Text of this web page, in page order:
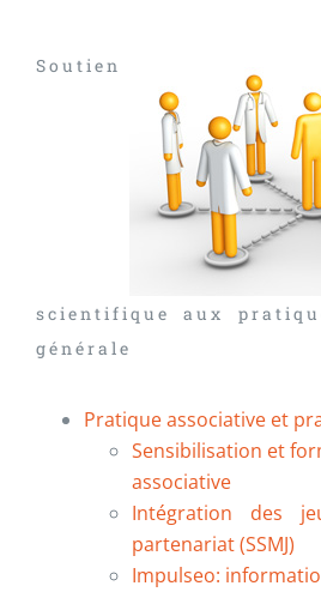
Soutien
scientifique aux
générale
Pratique associative et
Sensibilisation et
associative
Intégration des
partenariat (SSMJ)
Impulseo: